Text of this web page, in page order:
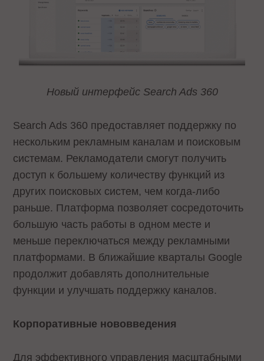
Новый интерфейс Search Ads 360
Search Ads 360 предоставляет поддержку по
нескольким рекламным каналам и поисковым
системам. Рекламодатели смогут получить
доступ к большему количеству функций из
других поисковых систем, чем когда-либо
раньше. Платформа позволяет сосредоточить
большую часть работы в одном месте и
меньше переключаться между рекламными
платформами. В ближайшие кварталы Google
продолжит добавлять дополнительные
функции и улучшать поддержку каналов.
Корпоративные нововведения
Для эффективного управления масштабными